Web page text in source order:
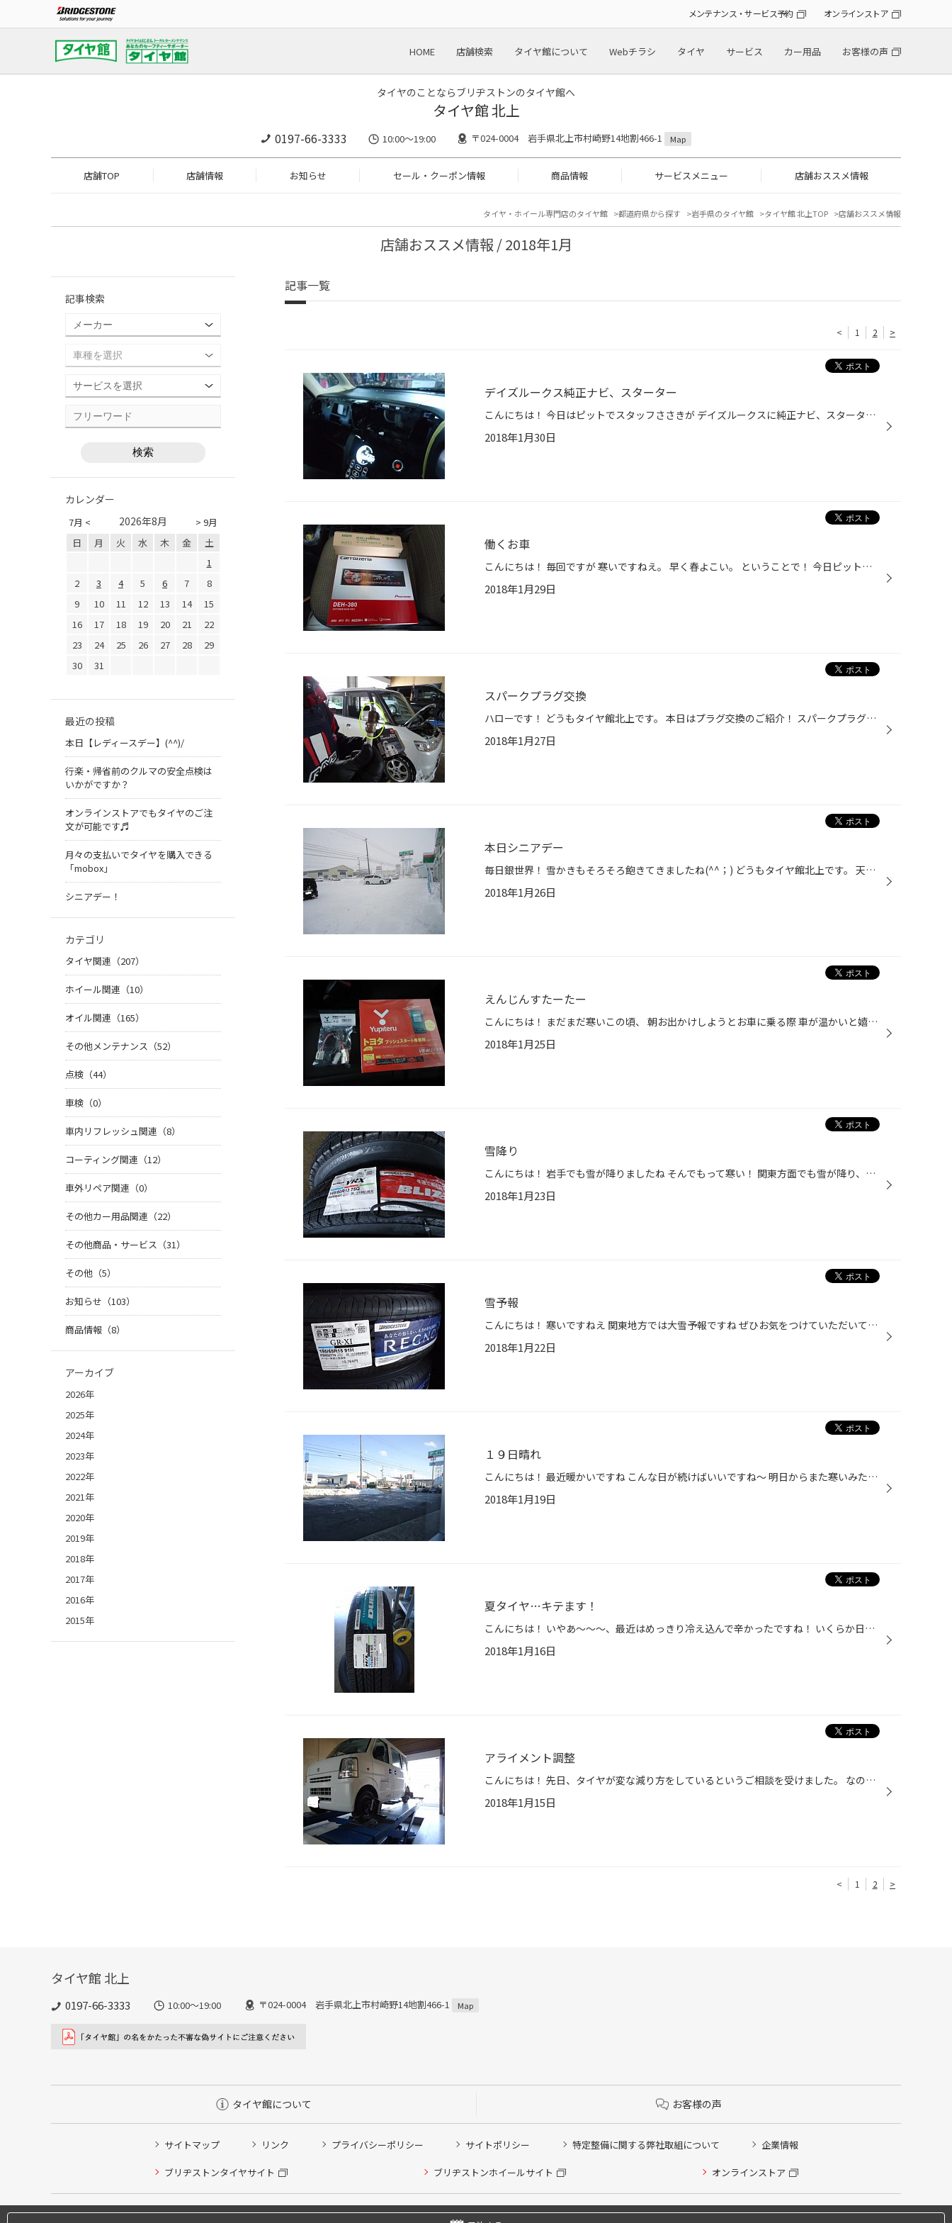
メンテナンス・サービス予約 オンラインストア
HOME 店舗検索 タイヤ館について Webチラシ タイヤ サービス カー用品 お客様の声
タイヤのことならブリヂストンのタイヤ館へ
タイヤ館 北上
0197-66-3333 10:00～19:00 〒024-0004 岩手県北上市村崎野14地割466-1 Map
店舗TOP 店舗情報 お知らせ セール・クーポン情報 商品情報 サービスメニュー 店舗おススメ情報
タイヤ・ホイール専門店のタイヤ館 都道府県から探す 岩手県のタイヤ館 タイヤ館 北上TOP 店舗おススメ情報
店舗おススメ情報 / 2018年1月
記事一覧
< 1 2 >
デイズルークス純正ナビ、スターター
こんにちは！ 今日はピットでスタッフささきが デイズルークスに純正ナビ、スターターを取り付けしています！ バラバラっとパネルを取り外しています！ 悩んでいます 悩んでいます 完成の模様は後日！
2018年1月30日
働くお車
こんにちは！ 毎回ですが 寒いですねえ。 早く春よこい。 ということで！ 今日ピットでは軽トラックに オーディオデッキの取り付けがありました！ 今回取り付けるのはこちら！ カロッツェリアDEH-380 です！ 今まで付いていたのが こちらで CDが聴けないデッキでした。 なのでCD、ラジオ、AUXが使え...
2018年1月29日
スパークプラグ交換
ハローです！ どうもタイヤ館北上です。 本日はプラグ交換のご紹介！ スパークプラグとは、エンジンを作動する際に必要不可欠な部品で、エンジンが動いている間はエンジン内部で常に点火している部品の事です。 劣化したプラグを使用し続けていると、火花の点火不良によるエンジン始動の悪さや、エ...
2018年1月27日
本日シニアデー
毎日銀世界！ 雪かきもそろそろ飽きてきましたね(^^；) どうもタイヤ館北上です。 天候不良になると事故や怪我などのニュースが増えます。 日常の運転や雪かき中の事故など、くれぐれもご注意下さいね！ そんな本日は… 毎週金曜日 シニアデー 55歳以上男性の方はオイル交換がお得になりますのでぜひ...
2018年1月26日
えんじんすたーたー
こんにちは！ まだまだ寒いこの頃、 朝お出かけしようとお車に乗る際 車が温かいと嬉しいですよね そんな時は！ エンジンスターター！ ジャジャン お家に居て、お出かけする前にエンジンスターターのスイッチをオン！ 数分後 暖かくなって出発ー！ これ、なかなか嬉しいですよ これは先日取り付けた...
2018年1月25日
雪降り
こんにちは！ 岩手でも雪が降りましたね そんでもって寒い！ 関東方面でも雪が降り、事故も多発しているみたいです。 くれぐれもご注意下さい！ さて、 そんな中やっぱりまだまだ冬タイヤ商談いただいております！ 組み込んでおります！ あと2ヶ月ほどで雪のシーズンも終わりになりますが もし、今...
2018年1月23日
雪予報
こんにちは！ 寒いですねえ 関東地方では大雪予報ですね ぜひお気をつけていただいて！ さて！当店では そんな雪予報とはずれて、夏タイヤの商談も増えて参りました！ 早いですねえ 静かさを追求したレグノ！ 雨に強くて長持ちを期待できる エコピアNH１００シリーズ！ などなど 増えて参りました ...
2018年1月22日
１９日晴れ
こんにちは！ 最近暖かいですね こんな日が続けばいいですね～ 明日からまた寒いみたいですが。 そんな暖かい日は！ 雪かきでたまった雪をまき散らして溶かす日です！笑 ということでスタッフしょうへい 頑張っております！ 猫背です！ とまあほのぼの日記でした！ 明日から寒いみたいなので 風邪ひ...
2018年1月19日
夏タイヤ…キテます！
こんにちは！ いやあ～～～、最近はめっきり冷え込んで辛かったですね！ いくらか日中の気温も上がり、寒いですが過ごしやすく有難いです。 どうもタイヤ館北上です。 まだまだ冬本番中ではありますが、チラリホラリ…と夏タイヤのお問い合わせが増えて来ました！ 早速ご注文頂いたタイヤを組込みさ...
2018年1月16日
アライメント調整
こんにちは！ 先日、タイヤが変な減り方をしているというご相談を受けました。 なのでアライメント測定をしてみると 残念ながらズレていましたー。 こちら！ 右側フロントのトゥというところがずれていました。 このデータでいくと、右側フロントタイヤだけ ハンドルを真っ直ぐにした状態で外側に向...
2018年1月15日
< 1 2 >
記事検索
カレンダー
7月 < > 9月
2026年8月
日 月 火 水 木 金
土
1
2
3 4 5 6 7
8
9
10 11 12 13 14
15
16
17 18 19 20 21
22
23
24 25 26 27 28
29
30
31
最近の投稿
本日【レディースデー】(^^)/
行楽・帰省前のクルマの安全点検は
いかがですか？
オンラインストアでもタイヤのご注
文が可能です♬
月々の支払いでタイヤを購入できる
「mobox」
シニアデー！
カテゴリ
タイヤ関連（207）
ホイール関連（10）
オイル関連（165）
その他メンテナンス（52）
点検（44）
車検（0）
車内リフレッシュ関連（8）
コーティング関連（12）
車外リペア関連（0）
その他カー用品関連（22）
その他商品・サービス（31）
その他（5）
お知らせ（103）
商品情報（8）
アーカイブ
2026年
2025年
2024年
2023年
2022年
2021年
2020年
2019年
2018年
2017年
2016年
2015年
タイヤ館 北上
0197-66-3333 10:00～19:00 〒024-0004 岩手県北上市村崎野14地割466-1 Map
タイヤ館について お客様の声
サイトマップ リンク プライバシーポリシー サイトポリシー 特定整備に関する弊社取組について 企業情報
ブリヂストンタイヤサイト ブリヂストンホイールサイト オンラインストア
Copyright © 2024 Bridgestone Retail Co.,Ltd. All rights Reserved.
タイヤ点検・安全点検/タイヤ履き替え/オイル交換/その他ピット作業の予約
タイヤ/サービスに関するご相談の予約